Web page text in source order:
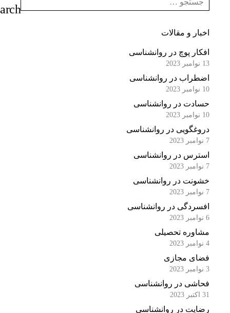
اخبار و مقالات
افکار پوچ در روانشناسی
اضطراب در روانشناسی
حسادت در روانشناسی
دروغگویی در روانشناسی
استرس در روانشناسی
خشونت در روانشناسی
افسردگی در روانشناسی
مشاوره تحصیلی
فضای مجازی
فحاشی در روانشناسی
رضایت در روانشناسی